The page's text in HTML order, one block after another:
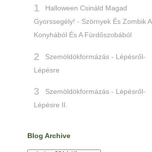
Halloween Csináld Magad
Gyorssegély! - Szörnyek És Zombik A
Konyhából És A Fürdőszobából
Szemöldökformázás - Lépésről-
Lépésre
Szemöldökformázás - Lépésről-
Lépésre II.
Blog Archive